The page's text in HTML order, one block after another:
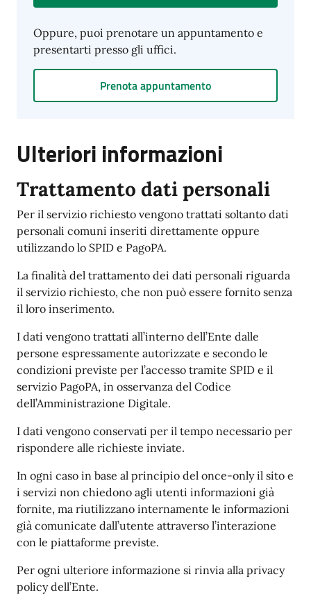
Oppure, puoi prenotare un appuntamento e
presentarti presso gli uffici.
Prenota appuntamento
Ulteriori informazioni
Trattamento dati personali
Per il servizio richiesto vengono trattati soltanto dati
personali comuni inseriti direttamente oppure
utilizzando lo SPID e PagoPA.
La finalità del trattamento dei dati personali riguarda
il servizio richiesto, che non può essere fornito senza
il loro inserimento.
I dati vengono trattati all’interno dell’Ente dalle
persone espressamente autorizzate e secondo le
condizioni previste per l’accesso tramite SPID e il
servizio PagoPA, in osservanza del Codice
dell’Amministrazione Digitale.
I dati vengono conservati per il tempo necessario per
rispondere alle richieste inviate.
In ogni caso in base al principio del once-only il sito e
i servizi non chiedono agli utenti informazioni già
fornite, ma riutilizzano internamente le informazioni
già comunicate dall’utente attraverso l’interazione
con le piattaforme previste.
Per ogni ulteriore informazione si rinvia alla privacy
policy dell’Ente.